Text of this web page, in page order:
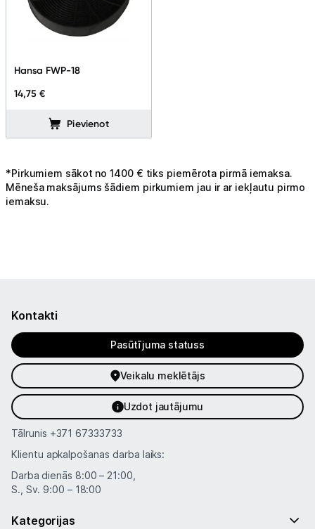
Hansa FWP-18
14,75 €
Pievienot
*Pirkumiem sākot no 1400 € tiks piemērota pirmā iemaksa.
Mēneša maksājums šādiem pirkumiem jau ir ar iekļautu pirmo
iemaksu.
Kontakti
Pasūtījuma statuss
Veikalu meklētājs
Uzdot jautājumu
Tālrunis +371 67333733
Klientu apkalpošanas darba laiks:
Darba dienās 8:00 – 21:00,
S., Sv. 9:00 – 18:00
Kategorijas